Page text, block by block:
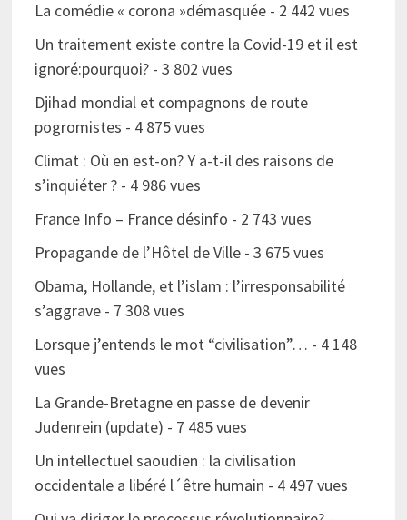
La comédie « corona »démasquée- 2 442 vues
Un traitement existe contre la Covid-19 et il est
ignoré:pourquoi?- 3 802 vues
Djihad mondial et compagnons de route
pogromistes - 4 875 vues
Climat : Où en est-on? Y a-t-il des raisons de
s’inquiéter ?- 4 986 vues
France Info – France désinfo - 2 743 vues
Propagande de l’Hôtel de Ville- 3 675 vues
Obama, Hollande, et l’islam : l’irresponsabilité
s’aggrave- 7 308 vues
Lorsque j’entends le mot “civilisation”… - 4 148
vues
La Grande-Bretagne en passe de devenir
Judenrein (update) - 7 485 vues
Un intellectuel saoudien : la civilisation
occidentale a libéré l´être humain - 4 497 vues